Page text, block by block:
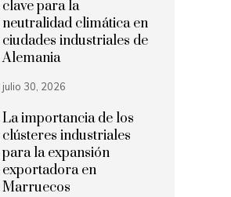
clave para la
neutralidad climática en
ciudades industriales de
Alemania
julio 30, 2026
La importancia de los
clústeres industriales
para la expansión
exportadora en
Marruecos